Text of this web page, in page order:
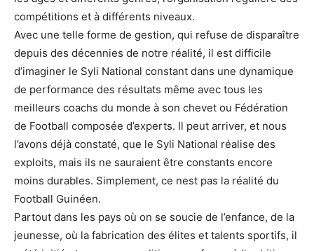
compétitions et à différents niveaux.
Avec une telle forme de gestion, qui refuse de disparaître
depuis des décennies de notre réalité, il est difficile
d’imaginer le Syli National constant dans une dynamique
de performance des résultats même avec tous les
meilleurs coachs du monde à son chevet ou Fédération
de Football composée d’experts. Il peut arriver, et nous
l’avons déjà constaté, que le Syli National réalise des
exploits, mais ils ne sauraient être constants encore
moins durables. Simplement, ce nest pas la réalité du
Football Guinéen.
Partout dans les pays où on se soucie de l’enfance, de la
jeunesse, où la fabrication des élites et talents sportifs, il